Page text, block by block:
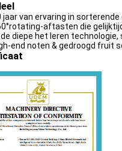
jaar van ervaring in
aftasten die
de diepe het leren
end noten & gedroogd fruit